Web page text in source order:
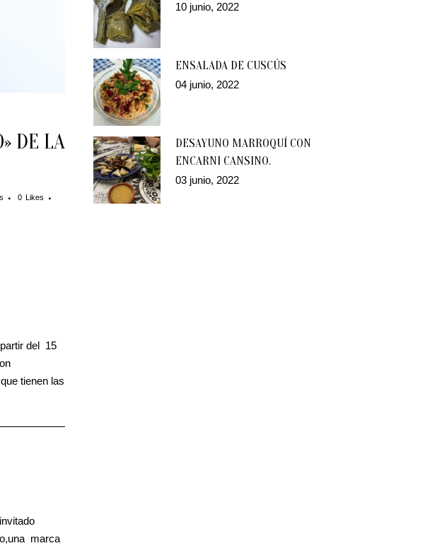
DE LA
0 Likes
del 15
tienen las
marca
10 junio, 2022
ENSALADA DE CUSCÚS
04 junio, 2022
DESAYUNO MARROQUÍ CON
ENCARNI CANSINO.
03 junio, 2022